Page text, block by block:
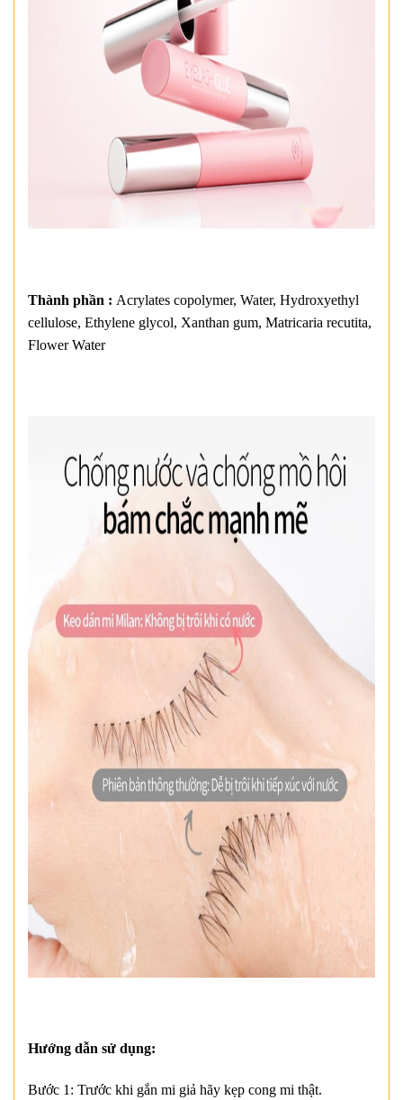
Thành phần : Acrylates copolymer, Water, Hydroxyethyl
cellulose, Ethylene glycol, Xanthan gum, Matricaria recutita,
Flower Water
Hướng dẫn sử dụng:
Bước 1: Trước khi gắn mi giả hãy kẹp cong mi thật.